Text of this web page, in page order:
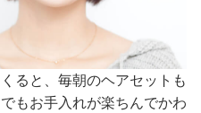
ると、毎朝のヘアセットも
もお手入れが楽ちんでかわ